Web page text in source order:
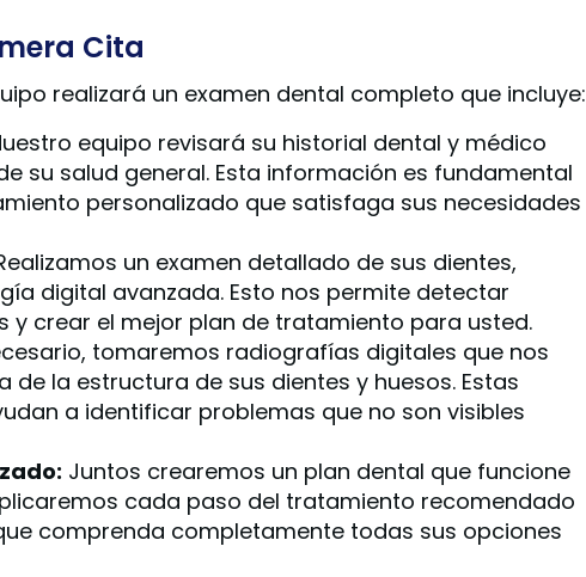
Cita
realizará un examen dental completo que incluye:
equipo revisará su historial dental y médico
su salud general. Esta información es fundamental
personalizado que satisfaga sus necesidades
un examen detallado de sus dientes,
digital avanzada. Esto nos permite detectar
y crear el mejor plan de tratamiento para usted.
tomaremos radiografías digitales que nos
la estructura de sus dientes y huesos. Estas
a identificar problemas que no son visibles
Juntos crearemos un plan dental que funcione
cada paso del tratamiento recomendado
comprenda completamente todas sus opciones